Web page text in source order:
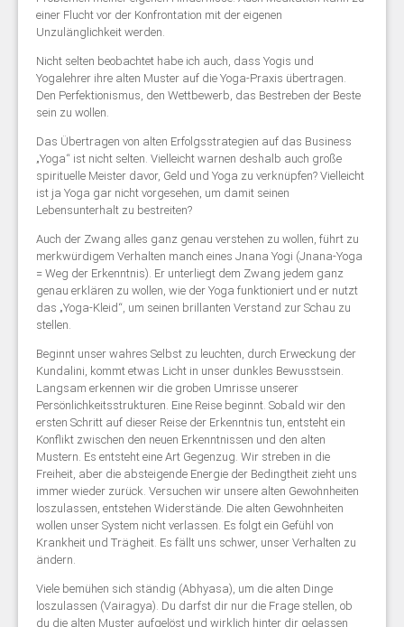
einer Flucht vor der Konfrontation mit der eigenen
Unzulänglichkeit werden.
Nicht selten beobachtet habe ich auch, dass Yogis und
Yogalehrer ihre alten Muster auf die Yoga-Praxis übertragen.
Den Perfektionismus, den Wettbewerb, das Bestreben der Beste
sein zu wollen.
Das Übertragen von alten Erfolgsstrategien auf das Business
„Yoga“ ist nicht selten. Vielleicht warnen deshalb auch große
spirituelle Meister davor, Geld und Yoga zu verknüpfen? Vielleicht
ist ja Yoga gar nicht vorgesehen, um damit seinen
Lebensunterhalt zu bestreiten?
Auch der Zwang alles ganz genau verstehen zu wollen, führt zu
merkwürdigem Verhalten manch eines Jnana Yogi (Jnana-Yoga
= Weg der Erkenntnis). Er unterliegt dem Zwang jedem ganz
genau erklären zu wollen, wie der Yoga funktioniert und er nutzt
das „Yoga-Kleid“, um seinen brillanten Verstand zur Schau zu
stellen.
Beginnt unser wahres Selbst zu leuchten, durch Erweckung der
Kundalini, kommt etwas Licht in unser dunkles Bewusstsein.
Langsam erkennen wir die groben Umrisse unserer
Persönlichkeitsstrukturen. Eine Reise beginnt. Sobald wir den
ersten Schritt auf dieser Reise der Erkenntnis tun, entsteht ein
Konflikt zwischen den neuen Erkenntnissen und den alten
Mustern. Es entsteht eine Art Gegenzug. Wir streben in die
Freiheit, aber die absteigende Energie der Bedingtheit zieht uns
immer wieder zurück. Versuchen wir unsere alten Gewohnheiten
loszulassen, entstehen Widerstände. Die alten Gewohnheiten
wollen unser System nicht verlassen. Es folgt ein Gefühl von
Krankheit und Trägheit. Es fällt uns schwer, unser Verhalten zu
ändern.
Viele bemühen sich ständig (Abhyasa), um die alten Dinge
loszulassen (Vairagya). Du darfst dir nur die Frage stellen, ob
du die alten Muster aufgelöst und wirklich hinter dir gelassen